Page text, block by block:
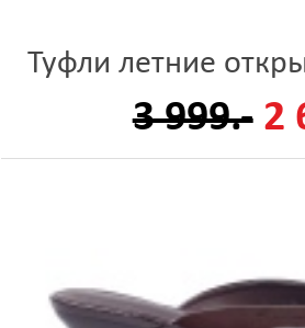
Туфли летние
3 999.- 2